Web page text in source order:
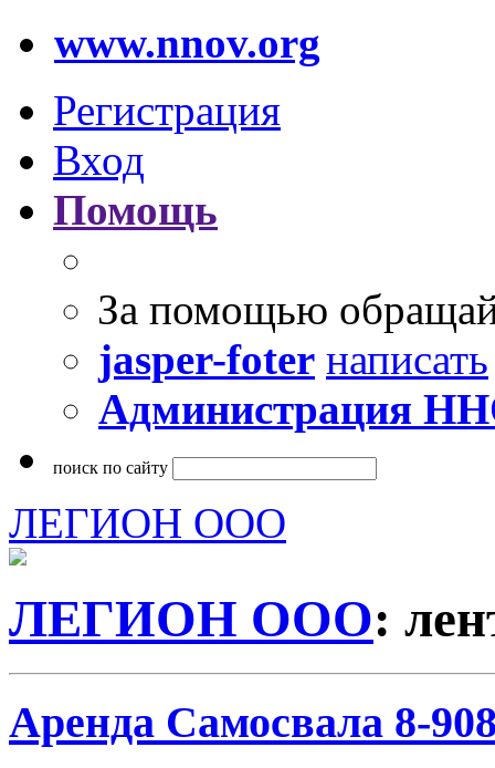
www.nnov.org
Регистрация
Вход
Помощь
За помощью
jasper-foter написать
Администрация
поиск по сайту
ЛЕГИОН ООО
ЛЕГИОН ООО:
Аренда Самосвала 8-